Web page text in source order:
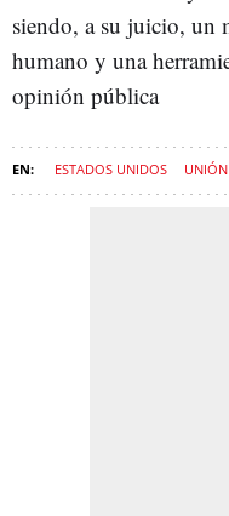
siendo, a su juicio, un
humano y una
opinión pública
ESTADOS UNIDOS